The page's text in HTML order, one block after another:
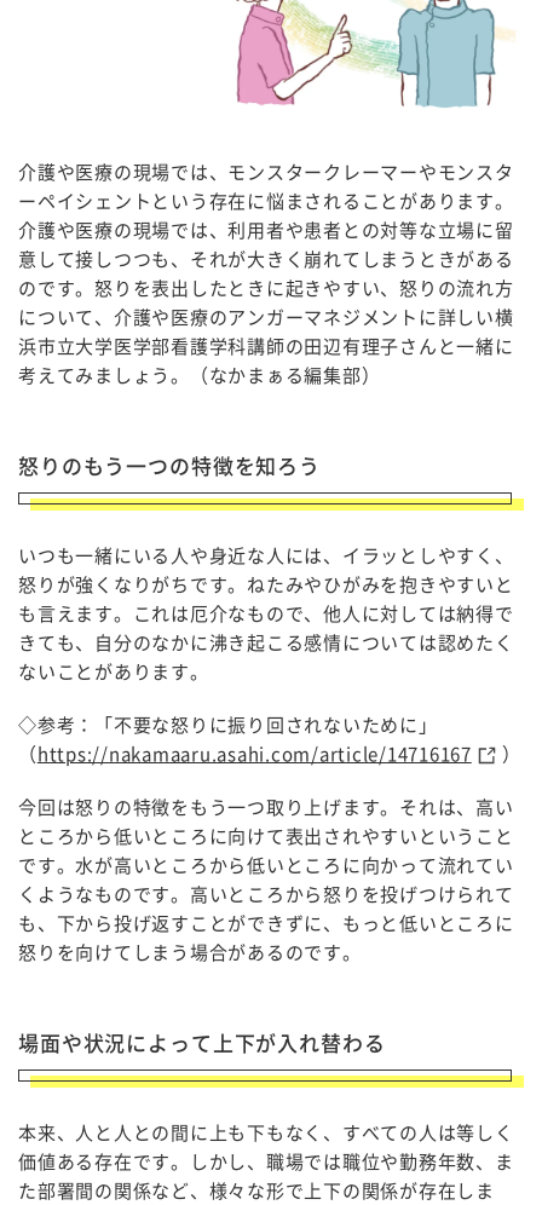
介護や医療の現場では、モンスタークレーマーやモンスタ
ーペイシェントという存在に悩まされることがあります。
介護や医療の現場では、利用者や患者との対等な立場に留
意して接しつつも、それが大きく崩れてしまうときがある
のです。怒りを表出したときに起きやすい、怒りの流れ方
について、介護や医療のアンガーマネジメントに詳しい横
浜市立大学医学部看護学科講師の田辺有理子さんと一緒に
考えてみましょう。（なかまぁる編集部）
怒りのもう一つの特徴を知ろう
いつも一緒にいる人や身近な人には、イラッとしやすく、
怒りが強くなりがちです。ねたみやひがみを抱きやすいと
も言えます。これは厄介なもので、他人に対しては納得で
きても、自分のなかに沸き起こる感情については認めたく
ないことがあります。
◇参考：「不要な怒りに振り回されないために」
（https://nakamaaru.asahi.com/article/14716167
）
今回は怒りの特徴をもう一つ取り上げます。それは、高い
ところから低いところに向けて表出されやすいということ
です。水が高いところから低いところに向かって流れてい
くようなものです。高いところから怒りを投げつけられて
も、下から投げ返すことができずに、もっと低いところに
怒りを向けてしまう場合があるのです。
場面や状況によって上下が入れ替わる
本来、人と人との間に上も下もなく、すべての人は等しく
価値ある存在です。しかし、職場では職位や勤務年数、ま
た部署間の関係など、様々な形で上下の関係が存在しま